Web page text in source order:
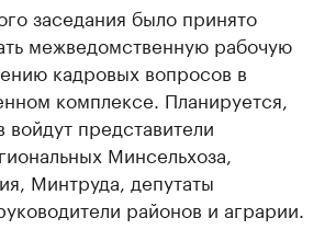
заседания было принято
межведомственную рабочую
кадровых вопросов в
комплексе. Планируется,
войдут представители
Минсельхоза,
Минтруда, депутаты
районов и аграрии.